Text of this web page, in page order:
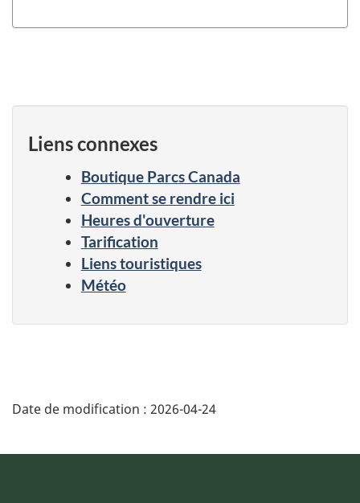
Liens connexes
Boutique Parcs Canada
Comment se rendre ici
Heures d'ouverture
Tarification
Liens touristiques
Météo
Date de modification : 2026-04-24